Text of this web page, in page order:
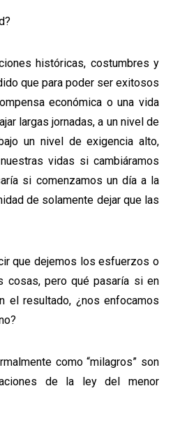
históricas, costumbres y
que para poder ser exitosos
económica o una vida
largas jornadas, a un nivel de
un nivel de exigencia alto,
vidas si cambiáramos
si comenzamos un día a la
de solamente dejar que las
que dejemos los esfuerzos o
cosas, pero qué pasaría si en
el resultado, ¿nos enfocamos
como “milagros” son
de la ley del menor